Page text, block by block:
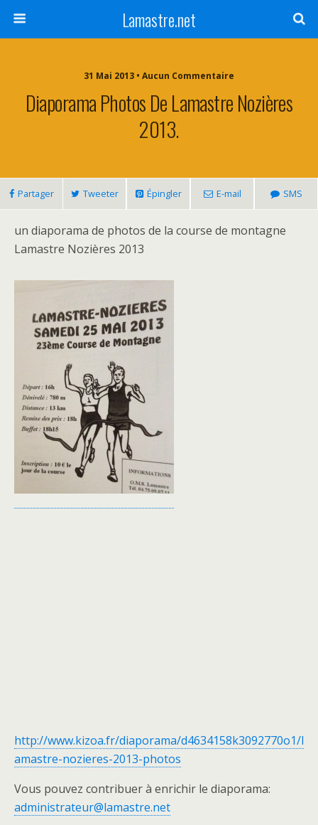
Lamastre.net
31 Mai 2013 • Aucun Commentaire
Diaporama Photos De Lamastre Nozières
2013.
Partager Tweeter Épingler E-mail SMS
un diaporama de photos de la course de montagne
Lamastre Nozières 2013
http://www.kizoa.fr/diaporama/d4634158k3092770o1/l
amastre-nozieres-2013-photos
Vous pouvez contribuer à enrichir le diaporama:
administrateur@lamastre.net